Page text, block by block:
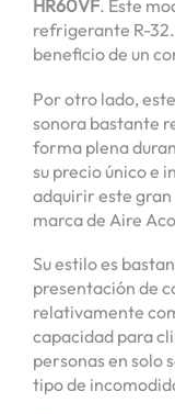
HR60VF. Este
refrigerante R-
beneficio de un
Por otro lado,
sonora bastante
forma plena
su precio único e
adquirir este
marca de Aire
Su estilo es
presentación de
relativamente
capacidad para
personas en solo
tipo de